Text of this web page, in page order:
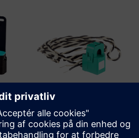
and Accessories
og sensorgrænseflader er